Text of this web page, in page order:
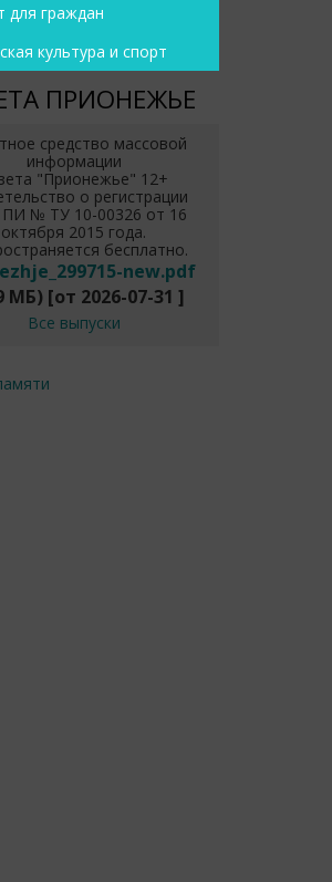
для граждан
культура и спорт
ПРИОНЕЖЬЕ
средство массовой
информации
"Прионежье" 12+
о регистрации
№ ТУ 10-00326 от 16
октября 2015 года.
бесплатно.
new.pdf
МБ)[от 2026-07-31 ]
Все выпуски